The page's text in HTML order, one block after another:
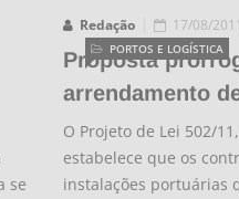
se
Redação
PORTOS E LOGÍSTICA
17/08/
Proposta
arrendamento
O Projeto de Lei 502/
estabelece que os
instalações portuárias